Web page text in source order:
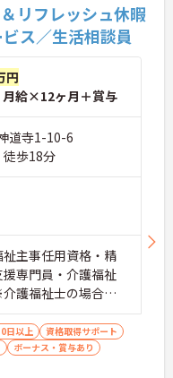
リフレッシュ休暇
ス／生活相談員
円
給×12ヶ月＋賞与
道寺1-10-6
徒歩18分
主事任用資格・精
専門員・介護福祉
福祉士の場合、
において、介護職
の勤務実績がある者
：相談員業務経験
日以上
資格取得サポート
ボーナス・賞与あり